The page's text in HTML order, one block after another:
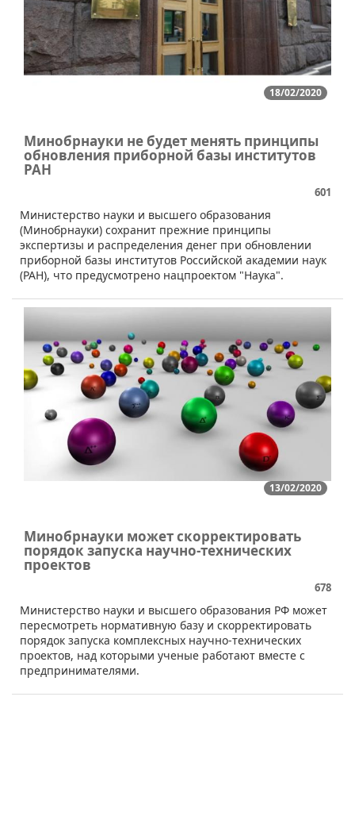
18/02/2020
Минобрнауки не будет менять принципы
обновления приборной базы институтов
РАН
601
​Министерство науки и высшего образования
(Минобрнауки) сохранит прежние принципы
экспертизы и распределения денег при обновлении
приборной базы институтов Российской академии наук
(РАН), что предусмотрено нацпроектом "Наука".
13/02/2020
Минобрнауки может скорректировать
порядок запуска научно-технических
проектов
678
​​Министерство науки и высшего образования РФ может
пересмотреть нормативную базу и скорректировать
порядок запуска комплексных научно-технических
проектов, над которыми ученые работают вместе с
предпринимателями.